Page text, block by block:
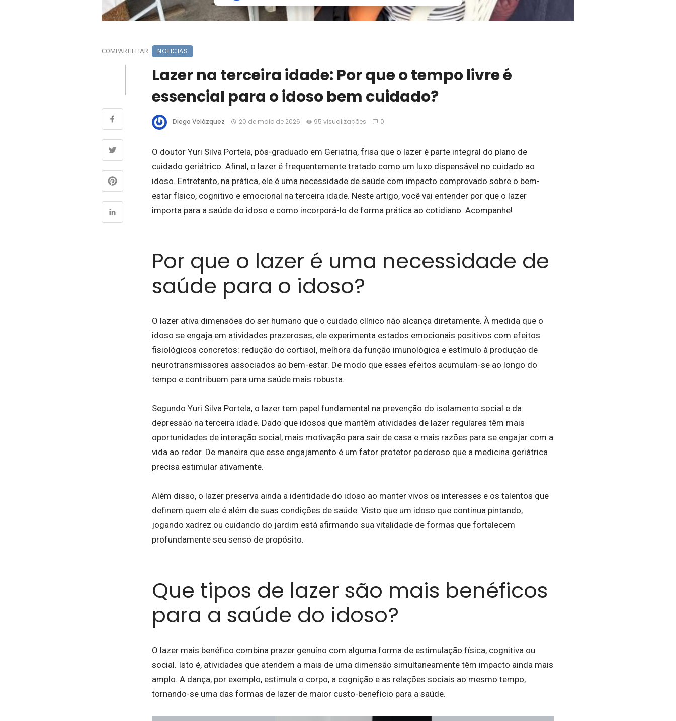
COMPARTILHAR NOTICIAS
Lazer na terceira idade: Por que o tempo livre é
essencial para o idoso bem cuidado?
Diego Velázquez 20 de maio de 2026 95 visualizações 0
O doutor Yuri Silva Portela, pós-graduado em Geriatria, frisa que o lazer é parte integral do plano de
cuidado geriátrico. Afinal, o lazer é frequentemente tratado como um luxo dispensável no cuidado ao
idoso. Entretanto, na prática, ele é uma necessidade de saúde com impacto comprovado sobre o bem-
estar físico, cognitivo e emocional na terceira idade. Neste artigo, você vai entender por que o lazer
importa para a saúde do idoso e como incorporá-lo de forma prática ao cotidiano. Acompanhe!
Por que o lazer é uma necessidade de
saúde para o idoso?
O lazer ativa dimensões do ser humano que o cuidado clínico não alcança diretamente. À medida que o
idoso se engaja em atividades prazerosas, ele experimenta estados emocionais positivos com efeitos
fisiológicos concretos: redução do cortisol, melhora da função imunológica e estímulo à produção de
neurotransmissores associados ao bem-estar. De modo que esses efeitos acumulam-se ao longo do
tempo e contribuem para uma saúde mais robusta.
Segundo Yuri Silva Portela, o lazer tem papel fundamental na prevenção do isolamento social e da
depressão na terceira idade. Dado que idosos que mantêm atividades de lazer regulares têm mais
oportunidades de interação social, mais motivação para sair de casa e mais razões para se engajar com a
vida ao redor. De maneira que esse engajamento é um fator protetor poderoso que a medicina geriátrica
precisa estimular ativamente.
Além disso, o lazer preserva ainda a identidade do idoso ao manter vivos os interesses e os talentos que
definem quem ele é além de suas condições de saúde. Visto que um idoso que continua pintando,
jogando xadrez ou cuidando do jardim está afirmando sua vitalidade de formas que fortalecem
profundamente seu senso de propósito.
Que tipos de lazer são mais benéficos
para a saúde do idoso?
O lazer mais benéfico combina prazer genuíno com alguma forma de estimulação física, cognitiva ou
social. Isto é, atividades que atendem a mais de uma dimensão simultaneamente têm impacto ainda mais
amplo. A dança, por exemplo, estimula o corpo, a cognição e as relações sociais ao mesmo tempo,
tornando-se uma das formas de lazer de maior custo-benefício para a saúde.